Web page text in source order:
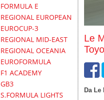
FORMULA E
REGIONAL EUROPEAN
EUROCUP-3
REGIONAL MID-EAST
REGIONAL OCEANIA
EUROFORMULA
F1 ACADEMY
GB3
S.FORMULA LIGHTS
Le
Da Le